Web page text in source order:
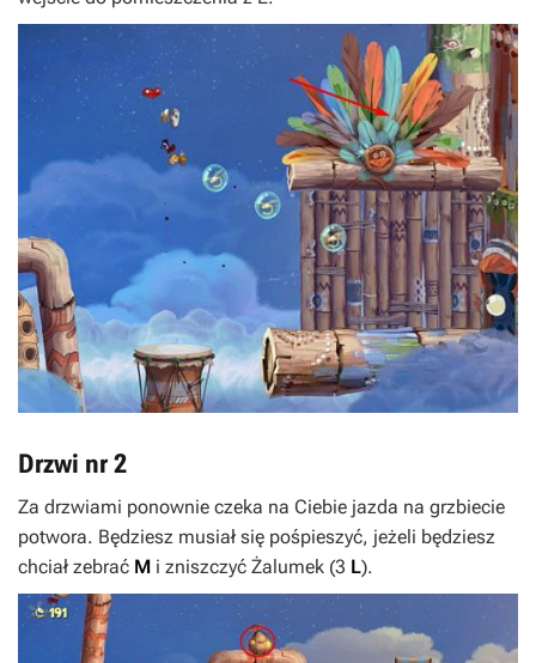
Drzwi nr 2
Za drzwiami ponownie czeka na Ciebie jazda na grzbiecie
potwora. Będziesz musiał się pośpieszyć, jeżeli będziesz
chciał zebrać M i zniszczyć Żalumek (3 L).